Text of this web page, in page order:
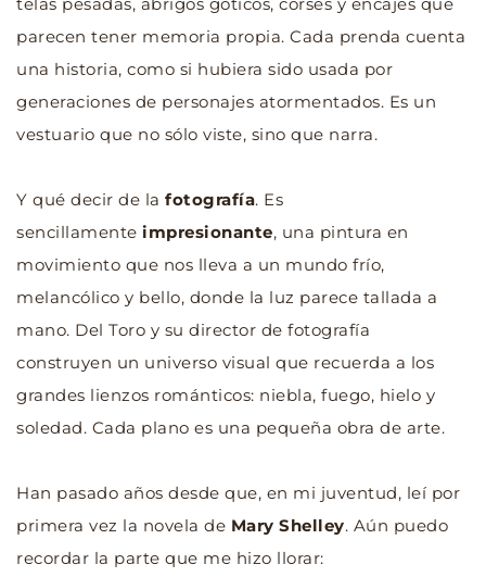
parecen tener memoria propia. Cada prenda cuenta
una historia, como si hubiera sido usada por
generaciones de personajes atormentados. Es un
vestuario que no sólo viste, sino que narra.
Y qué decir de la fotografía. Es
sencillamente impresionante, una pintura en
movimiento que nos lleva a un mundo frío,
melancólico y bello, donde la luz parece tallada a
mano. Del Toro y su director de fotografía
construyen un universo visual que recuerda a los
grandes lienzos románticos: niebla, fuego, hielo y
soledad. Cada plano es una pequeña obra de arte.
Han pasado años desde que, en mi juventud, leí por
primera vez la novela de Mary Shelley. Aún puedo
recordar la parte que me hizo llorar: